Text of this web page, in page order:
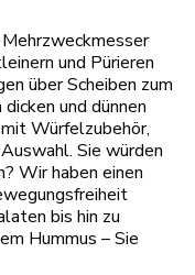
und Pürieren
über Scheiben zum
und dünnen
Würfelzubehör,
Sie würden
Wir haben einen
bis hin zu
Hummus – Sie